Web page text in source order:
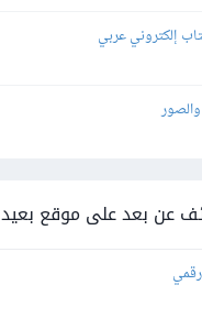
إلكتروني عربي
عن بعد على موقع بعيد